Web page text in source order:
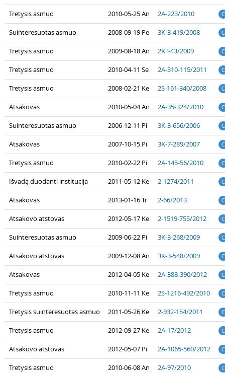
Tretysis asmuo 2010-05-25 An 2A-223/2010 C
Suinteresuotas asmuo 2008-09-19 Pe 3K-3-419/2008 C
Tretysis asmuo 2009-08-18 An 2KT-43/2009 C
Tretysis asmuo 2010-04-11 Se 2A-310-115/2011 C
Tretysis asmuo 2008-02-21 Ke 2S-161-340/2008 C
Atsakovas 2010-05-04 An 2A-35-324/2010 C
Suinteresuotas asmuo 2006-12-11 Pi 3K-3-656/2006 C
Atsakovas 2007-10-15 Pi 3K-7-289/2007 C
Tretysis asmuo 2010-02-22 Pi 2A-145-56/2010 C
Išvadą duodanti institucija 2011-05-12 Ke 2-1274/2011 C
Atsakovas 2013-01-16 Tr 2-66/2013 C
Atsakovo atstovas 2012-05-17 Ke 2-1519-755/2012 C
Suinteresuotas asmuo 2009-06-22 Pi 3K-3-268/2009 C
Atsakovo atstovas 2009-12-08 An 3K-3-548/2009 C
Atsakovas 2012-04-05 Ke 2A-388-390/2012 C
Tretysis asmuo 2010-11-11 Ke 2S-1216-492/2010 C
Tretysis suinteresuotas asmuo 2011-05-26 Ke 2-932-154/2011 C
Tretysis asmuo 2012-09-27 Ke 2A-17/2012 C
Atsakovo atstovas 2012-05-07 Pi 2A-1065-560/2012 C
Tretysis asmuo 2010-06-08 An 2A-97/2010 C